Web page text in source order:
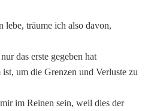
lebe, träume ich also davon,
das erste gegeben hat
um die Grenzen und Verluste zu
im Reinen sein, weil dies der